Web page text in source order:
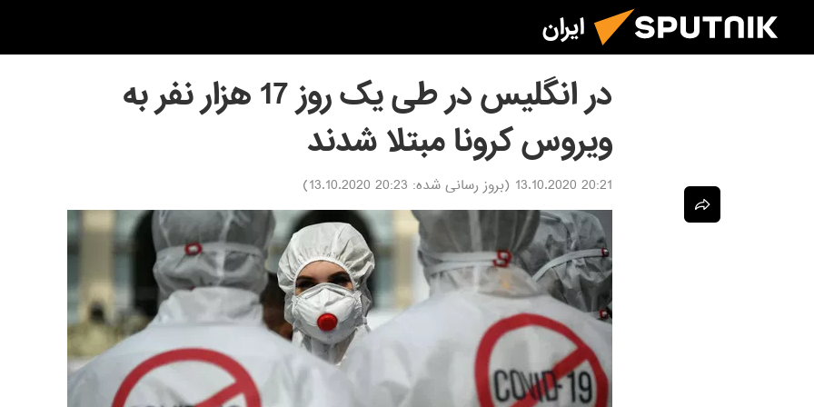
ایران
در انگلیس در طی یک روز 17 هزار نفر به
ویروس کرونا مبتلا شدند
20:21 13.10.2020 (بروز رسانی شده: 20:23 13.10.2020
)